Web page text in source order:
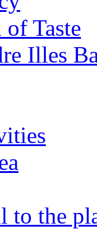
Taste
Illes
to the